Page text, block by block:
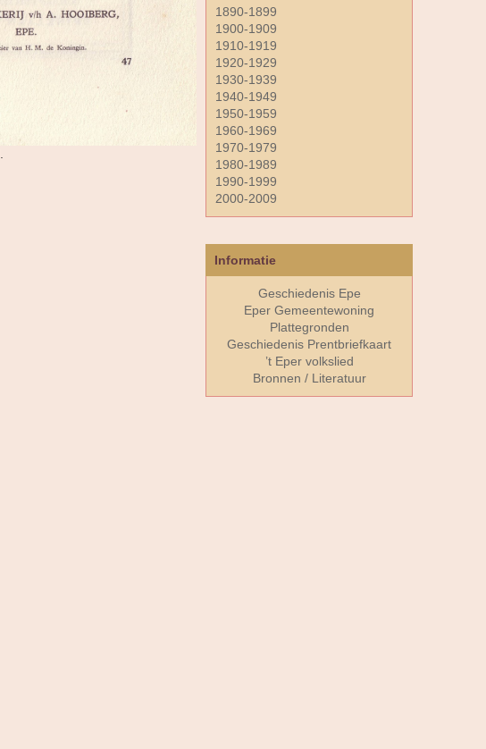
1890-1899
1900-1909
1910-1919
1920-1929
1930-1939
1940-1949
1950-1959
1960-1969
1970-1979
1980-1989
1990-1999
2000-2009
Informatie
Geschiedenis Epe
Eper Gemeentewoning
Plattegronden
Geschiedenis Prentbriefkaart
’t Eper volkslied
Bronnen / Literatuur